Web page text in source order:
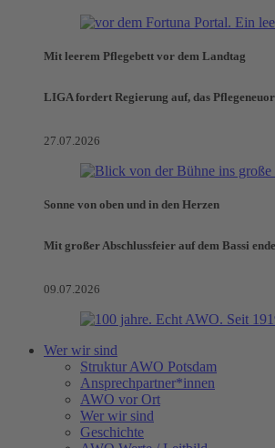
Mit leerem Pflegebett vor dem Landtag
LIGA fordert Regierung auf, das
27.07.2026
Sonne von oben und in den Herzen
Mit großer Abschlussfeier auf dem Bassi
09.07.2026
Wer wir sind
Struktur AWO Potsdam
Ansprechpartner*innen
AWO vor Ort
Wer wir sind
Geschichte